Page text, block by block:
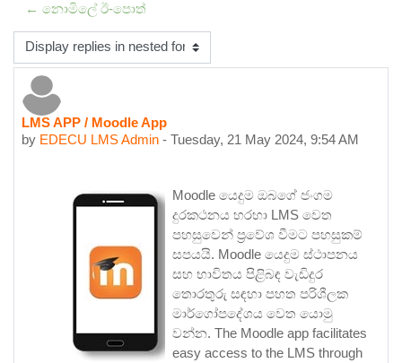
← නොමිලේ ඊ-පොත්
Display mode
LMS APP / Moodle App
by EDECU LMS Admin - Tuesday, 21 May 2024, 9:54 AM
Number of replies: 0
Moodle යෙදුම ඔබගේ ජංගම
දුරකථනය හරහා LMS වෙත
පහසුවෙන් ප්‍රවේශ වීමට පහසුකම්
සපයයි. Moodle යෙදුම ස්ථාපනය
සහ භාවිතය පිළිබඳ වැඩිදුර
තොරතුරු සඳහා පහත පරිශීලක
මාර්ගෝපදේශය වෙත යොමු
වන්න. The Moodle app facilitates
easy access to the LMS through